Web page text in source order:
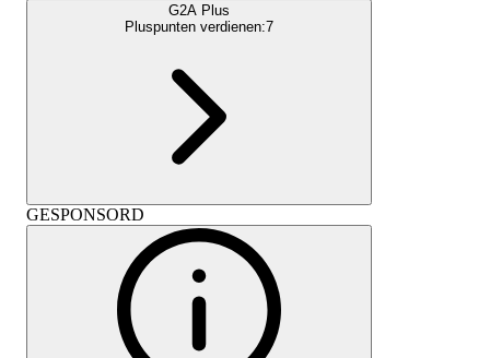
G2A Plus
Pluspunten verdienen:7
GESPONSORD